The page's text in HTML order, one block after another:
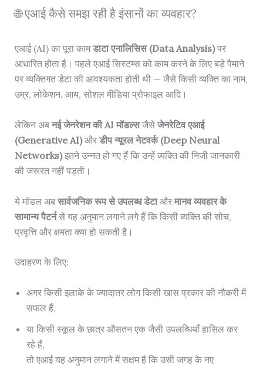
🌐 एआई कैसे समझ रही है इंसानों का व्यवहार?
एआई (AI) का पूरा कामडाटा एनालिसिस (Data Analysis)पर
आधारित होता है। पहले एआई सिस्टम्स को काम करने के लिए बड़े पैमाने
पर व्यक्तिगत डेटा की आवश्यकता होती थी — जैसे किसी व्यक्ति का नाम,
उम्र, लोकेशन, आय, सोशल मीडिया प्रोफाइल आदि।
लेकिन अब नई जेनरेशन की AI मॉडल्सजैसे जेनरेटिव एआई
(Generative AI)और डीप न्यूरल नेटवर्क (Deep Neural
Networks)इतने उन्नत हो गए हैं कि उन्हें व्यक्ति की निजी जानकारी
की जरूरत नहीं पड़ती।
ये मॉडल अब सार्वजनिक रूप से उपलब्ध डेटाऔर मानव व्यवहार के
सामान्य पैटर्नसे यह अनुमान लगाने लगे हैं कि किसी व्यक्ति की सोच,
प्रवृत्ति और क्षमता क्या हो सकती है।
उदाहरण के लिए:
अगर किसी इलाके के ज्यादातर लोग किसी खास प्रकार की नौकरी में
सफल हैं,
या किसी स्कूल के छात्र औसतन एक जैसी उपलब्धियाँ हासिल कर
रहे हैं,
तो एआई यह अनुमान लगाने में सक्षम है कि उसी जगह के नए